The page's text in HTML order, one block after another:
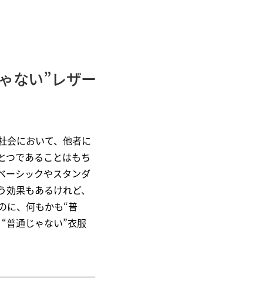
ない”レザー
会において、他者に
つであることはもち
ーシックやスタンダ
果もあるけれど、
に、何もかも“普
普通じゃない”衣服